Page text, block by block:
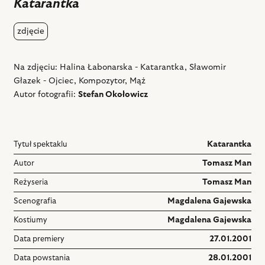
Katarantka
zdjęcie
Na zdjęciu: Halina Łabonarska - Katarantka, Sławomir
Głazek - Ojciec, Kompozytor, Mąż
Autor fotografii:Stefan Okołowicz
Tytuł spektaklu Katarantka
Autor Tomasz Man
Reżyseria Tomasz Man
Scenografia Magdalena Gajewska
Kostiumy Magdalena Gajewska
Data premiery 27.01.2001
Data powstania 28.01.2001